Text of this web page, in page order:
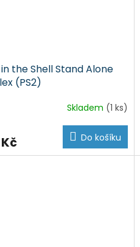
the Shell Stand Alone
(PS2)
Skladem (1 ks)
Kč Do košíku